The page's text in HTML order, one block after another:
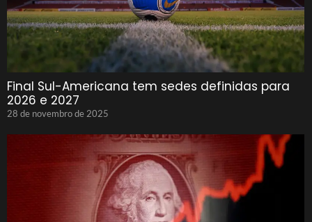
Final Sul-Americana tem sedes definidas para
2026 e 2027
28 de novembro de 2025